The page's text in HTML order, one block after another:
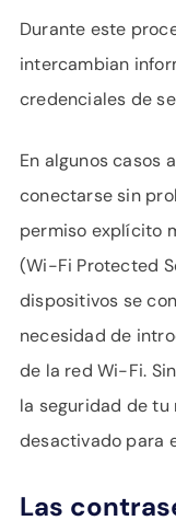
Durante este
intercambian
credenciales de
En algunos casos
conectarse sin
permiso explícito
(Wi-Fi Protected
dispositivos se
necesidad de
de la red Wi-Fi.
la seguridad de tu
desactivado para
Las